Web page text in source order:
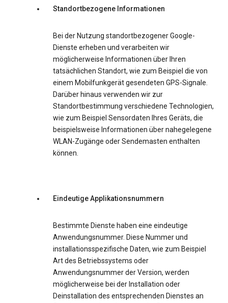
Standortbezogene Informationen
Bei der Nutzung standortbezogener Google-
Dienste erheben und verarbeiten wir
möglicherweise Informationen über Ihren
tatsächlichen Standort, wie zum Beispiel die von
einem Mobilfunkgerät gesendeten GPS-Signale.
Darüber hinaus verwenden wir zur
Standortbestimmung verschiedene Technologien,
wie zum Beispiel Sensordaten Ihres Geräts, die
beispielsweise Informationen über nahegelegene
WLAN-Zugänge oder Sendemasten enthalten
können.
Eindeutige Applikationsnummern
Bestimmte Dienste haben eine eindeutige
Anwendungsnummer. Diese Nummer und
installationsspezifische Daten, wie zum Beispiel
Art des Betriebssystems oder
Anwendungsnummer der Version, werden
möglicherweise bei der Installation oder
Deinstallation des entsprechenden Dienstes an